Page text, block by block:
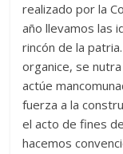
realizado por la
año llevamos las
rincón de la
organice, se
actúe
fuerza a la
el acto de fines
hacemos